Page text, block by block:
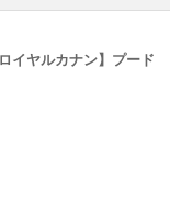
イヤルカナン】プード